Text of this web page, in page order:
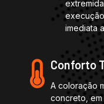
imediata
Conforto
A coloração
concreto,